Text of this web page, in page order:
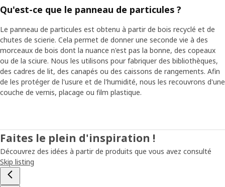
Qu'est-ce que le panneau de particules ?
Le panneau de particules est obtenu à partir de bois recyclé et de
chutes de scierie. Cela permet de donner une seconde vie à des
morceaux de bois dont la nuance n'est pas la bonne, des copeaux
ou de la sciure. Nous les utilisons pour fabriquer des bibliothèques,
des cadres de lit, des canapés ou des caissons de rangements. Afin
de les protéger de l'usure et de l'humidité, nous les recouvrons d'une
couche de vernis, placage ou film plastique.
Faites le plein d'inspiration !
Découvrez des idées à partir de produits que vous avez consulté
Skip listing